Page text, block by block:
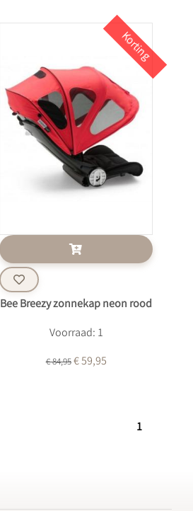
Korting
Bee Breezy zonnekap neon rood
Voorraad: 1
€ 84,95€ 59,95
1